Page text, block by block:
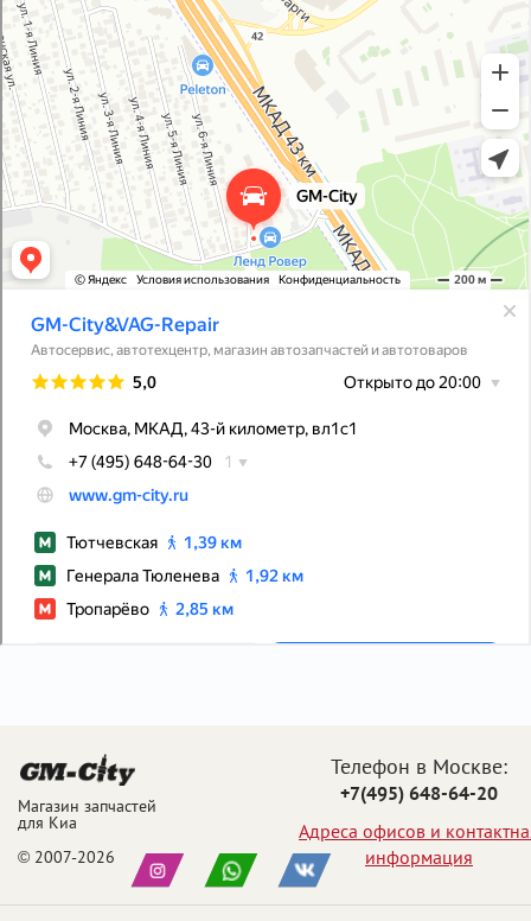
Магазин запчастей
для Киа
© 2007-2026
Телефон в Москве:
+7(495) 648-64-20
Адреса офисов и
информация